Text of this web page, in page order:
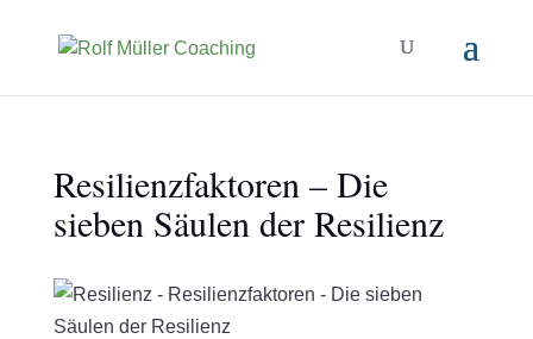
Resilienzfaktoren – Die
sieben Säulen der Resilienz